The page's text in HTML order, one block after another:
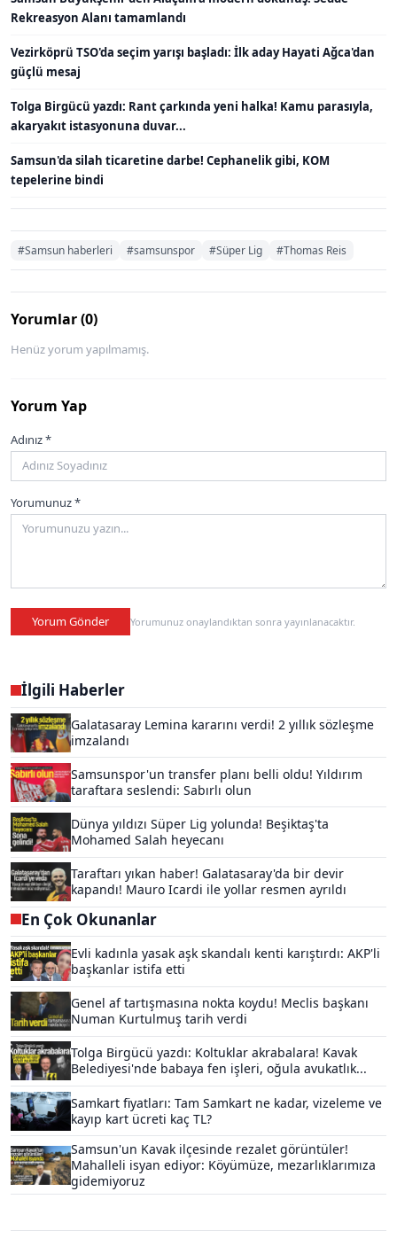
Rekreasyon Alanı tamamlandı
Vezirköprü TSO'da seçim yarışı başladı: İlk aday Hayati Ağca'dan
güçlü mesaj
Tolga Birgücü yazdı: Rant çarkında yeni halka! Kamu parasıyla,
akaryakıt istasyonuna duvar...
Samsun'da silah ticaretine darbe! Cephanelik gibi, KOM
tepelerine bindi
#Samsun haberleri #samsunspor #Süper Lig #Thomas Reis
Yorumlar (0)
Henüz yorum yapılmamış.
Yorum Yap
Adınız *
Yorumunuz *
Yorum Gönder Yorumunuz onaylandıktan sonra yayınlanacaktır.
İlgili Haberler
Galatasaray Lemina kararını verdi! 2 yıllık sözleşme
imzalandı
Samsunspor'un transfer planı belli oldu! Yıldırım
taraftara seslendi: Sabırlı olun
Dünya yıldızı Süper Lig yolunda! Beşiktaş'ta
Mohamed Salah heyecanı
Taraftarı yıkan haber! Galatasaray'da bir devir
kapandı! Mauro Icardi ile yollar resmen ayrıldı
En Çok Okunanlar
Evli kadınla yasak aşk skandalı kenti karıştırdı: AKP'li
başkanlar istifa etti
Genel af tartışmasına nokta koydu! Meclis başkanı
Numan Kurtulmuş tarih verdi
Tolga Birgücü yazdı: Koltuklar akrabalara! Kavak
Belediyesi'nde babaya fen işleri, oğula avukatlık...
Samkart fiyatları: Tam Samkart ne kadar, vizeleme ve
kayıp kart ücreti kaç TL?
Samsun'un Kavak ilçesinde rezalet görüntüler!
Mahalleli isyan ediyor: Köyümüze, mezarlıklarımıza
gidemiyoruz